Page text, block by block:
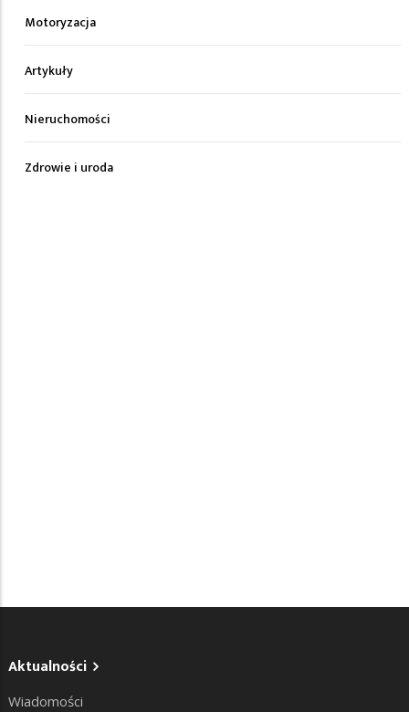
Motoryzacja
Artykuły
Nieruchomości
Zdrowie i uroda
Aktualności
Wiadomości